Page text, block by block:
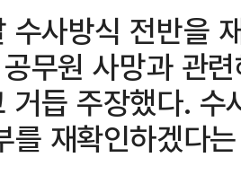
수사방식 전반을
무원 사망과 관
거듭 주장했다.
를 재확인하겠다